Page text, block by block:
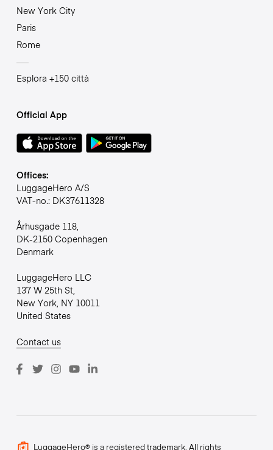
New York City
Paris
Rome
Esplora +150 città
Official App
Offices:
LuggageHero A/S
VAT-no.: DK37611328
Århusgade 118,
DK-2150 Copenhagen
Denmark
LuggageHero LLC
137 W 25th St,
New York, NY 10011
United States
Contact us
LuggageHero® is a registered trademark. All rights